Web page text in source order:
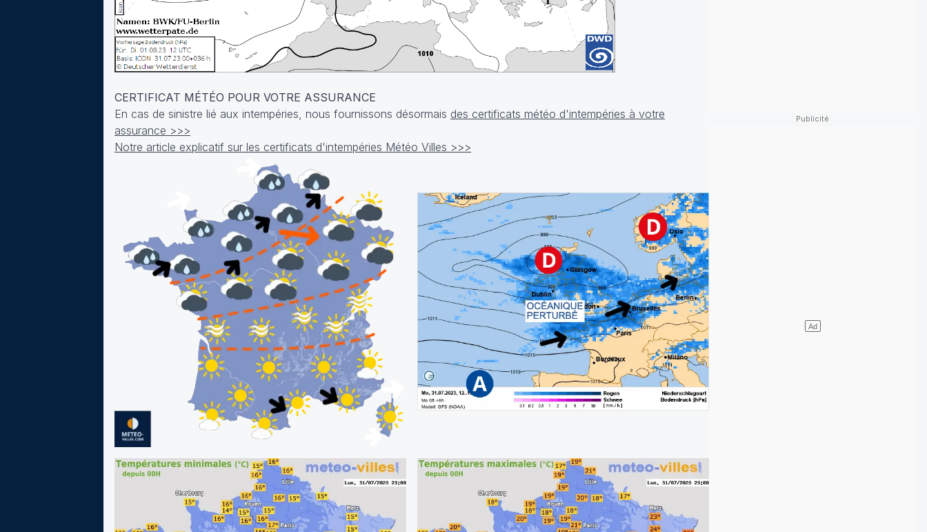
CERTIFICAT MÉTÉO POUR VOTRE ASSURANCE
En cas de sinistre lié aux intempéries, nous fournissons désormais des certificats météo d'intempéries à votre
assurance >>>
Notre article explicatif sur les certificats d'intempéries Météo Villes >>>